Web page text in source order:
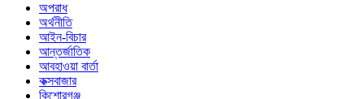
অপরাধ
অর্থনীতি
আইন-বিচার
আন্তর্জাতিক
আবহাওয়া বার্তা
কক্সবাজার
কিশোরগঞ্জ